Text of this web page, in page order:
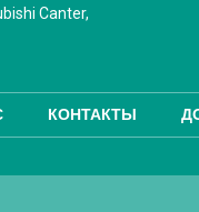
Canter,
КОНТАКТЫ